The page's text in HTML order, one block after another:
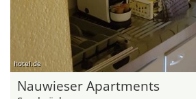
hotel.de
Nauwieser Apartments